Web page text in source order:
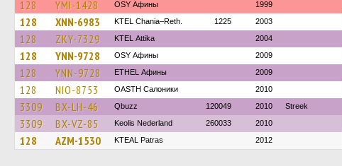
128 YMI-1428 OSY Афины 1999
128 XNN-6983 KTEL Chania–Reth. 1225 2003
128 ZKY-7329 KΤΕL Αttika 2004
128 YNN-9728 OSY Афины 2009
128 YNN-9728 ETHEL Афины 2009
128 NIO-8753 OASTH Салоники 2010
3309 BX-LH-46 Qbuzz 120049 2010 Streek
3309 BX-VZ-85 Keolis Nederland 260033 2010
128 AZM-1530 KTEAL Patras 2012